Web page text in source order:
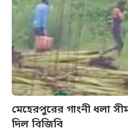
মেহেরপুরের গাংনী ধলা
দিল বিজিবি